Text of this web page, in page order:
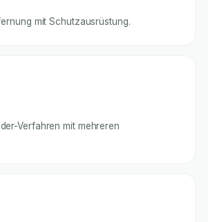
mit Schutzausrüstung.
Verfahren mit mehreren